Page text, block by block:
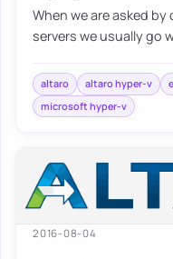
When we are asked
servers we usually go
altaro altaro hyper-v
microsoft hyper-v
2016-08-04